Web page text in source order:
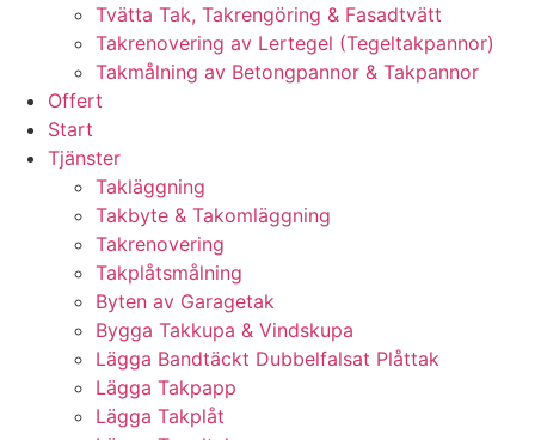
Tvätta Tak, Takrengöring & Fasadtvätt
Takrenovering av Lertegel (Tegeltakpannor)
Takmålning av Betongpannor & Takpannor
Offert
Start
Tjänster
Takläggning
Takbyte & Takomläggning
Takrenovering
Takplåtsmålning
Byten av Garagetak
Bygga Takkupa & Vindskupa
Lägga Bandtäckt Dubbelfalsat Plåttak
Lägga Takpapp
Lägga Takplåt